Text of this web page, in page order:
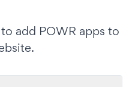
add POWR apps to